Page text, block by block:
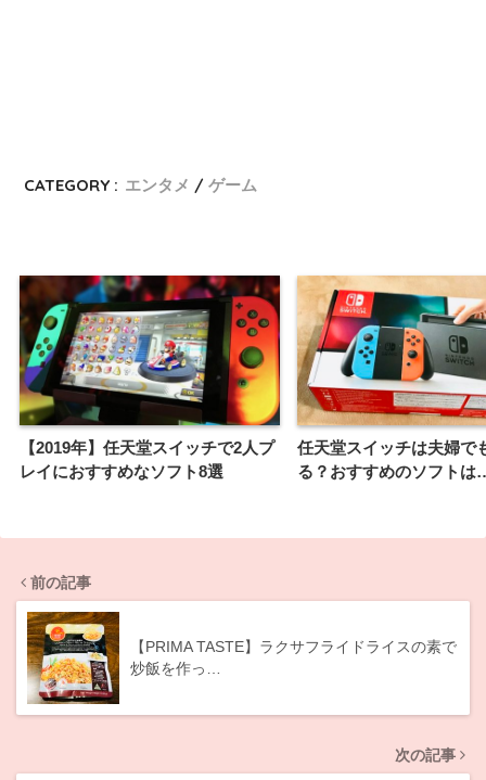
CATEGORY : エンタメ ゲーム
【2019年】任天堂スイッチで2人プ
レイにおすすめなソフト8選
任天堂スイッチは夫婦で
る？おすすめのソフト
前の記事
【PRIMA TASTE】ラクサフライドライスの素で
炒飯を作っ…
次の記事